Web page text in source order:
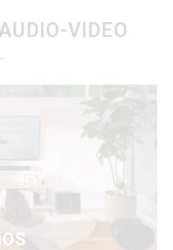
VIDEO